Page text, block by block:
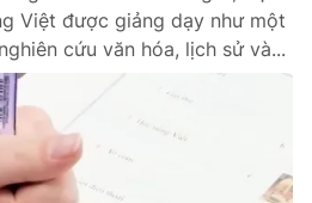
Việt được giảng dạy như một
cứu văn hóa, lịch sử và...